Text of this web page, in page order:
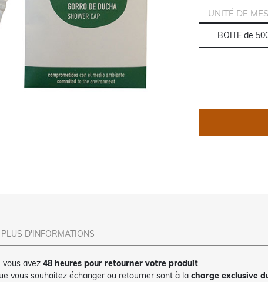
UNITÉ DE
PLUS D'INFORMATIONS
avez48 heures pour retourner votre produit.
vous souhaitez échanger ou retourner sont à la charge exclusive